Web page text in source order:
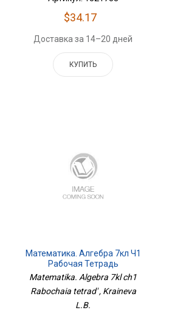
$34.17
Доставка за 14–20 дней
КУПИТЬ
Математика. Алгебра 7кл Ч1
Рабочая Тетрадь
Matematika. Algebra 7kl ch1
Rabochaia tetrad' , Kraineva
L.B.